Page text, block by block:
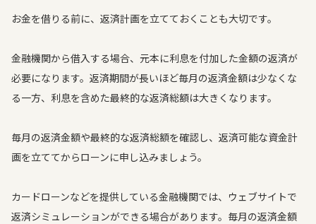
お金を借りる前に、返済計画を立てておくことも大切です。
金融機関から借入する場合、元本に利息を付加した金額の返済が
必要になります。返済期間が長いほど毎月の返済金額は少なくな
る一方、利息を含めた最終的な返済総額は大きくなります。
毎月の返済金額や最終的な返済総額を確認し、返済可能な資金計
画を立ててからローンに申し込みましょう。
カードローンなどを提供している金融機関では、ウェブサイトで
返済シミュレーションができる場合があります。毎月の返済金額